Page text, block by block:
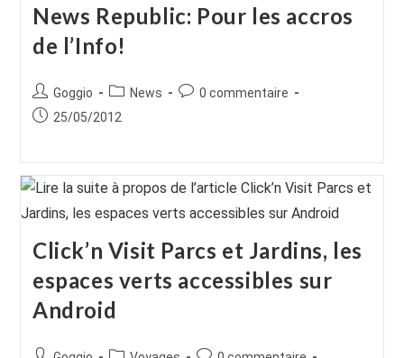
News Republic: Pour les accros
de l’Info!
Auteur/autrice
de
Goggio
Post
category:
News
Commentaires
0 commentaire
Publication
25/05/2012
Click’n Visit Parcs et Jardins, les
espaces verts accessibles sur
Android